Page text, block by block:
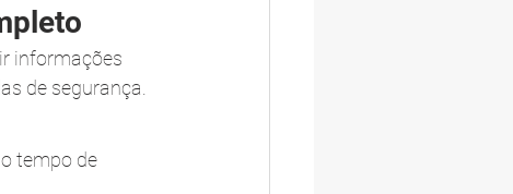
informações
de segurança.
tempo de